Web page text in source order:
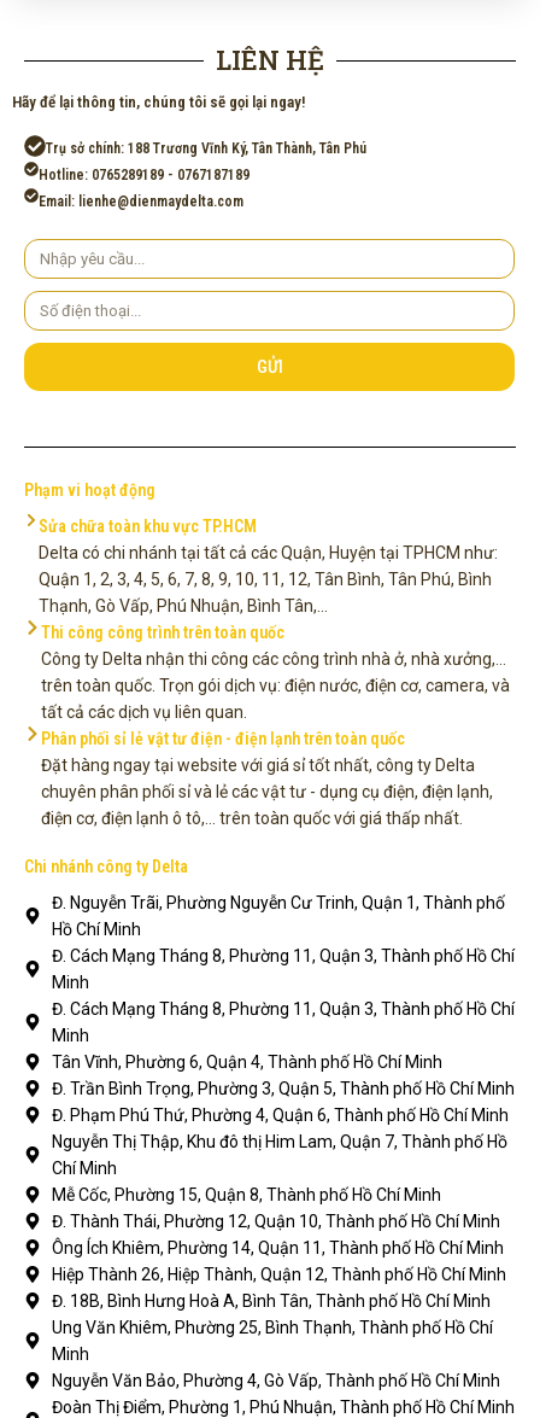
LIÊN HỆ
Hãy để lại thông tin, chúng tôi sẽ gọi lại ngay!
Trụ sở chính: 188 Trương Vĩnh Ký, Tân Thành, Tân Phú
Hotline: 0765289189 - 0767187189
Email: lienhe@dienmaydelta.com
Yêu
cầu
Số
điện
thoại
GỬI
Phạm vi hoạt động
Sửa chữa toàn khu vực TP.HCM
Delta có chi nhánh tại tất cả các Quận, Huyện tại TPHCM như:
Quận 1, 2, 3, 4, 5, 6, 7, 8, 9, 10, 11, 12, Tân Bình, Tân Phú, Bình
Thạnh, Gò Vấp, Phú Nhuận, Bình Tân,...
Thi công công trình trên toàn quốc
Công ty Delta nhận thi công các công trình nhà ở, nhà xưởng,...
trên toàn quốc. Trọn gói dịch vụ: điện nước, điện cơ, camera, và
tất cả các dịch vụ liên quan.
Phân phối sỉ lẻ vật tư điện - điện lạnh trên toàn quốc
Đặt hàng ngay tại website với giá sỉ tốt nhất, công ty Delta
chuyên phân phối sỉ và lẻ các vật tư - dụng cụ điện, điện lạnh,
điện cơ, điện lạnh ô tô,... trên toàn quốc với giá thấp nhất.
Chi nhánh công ty Delta
Đ. Nguyễn Trãi, Phường Nguyễn Cư Trinh, Quận 1, Thành phố
Hồ Chí Minh
Đ. Cách Mạng Tháng 8, Phường 11, Quận 3, Thành phố Hồ Chí
Minh
Đ. Cách Mạng Tháng 8, Phường 11, Quận 3, Thành phố Hồ Chí
Minh
Tân Vĩnh, Phường 6, Quận 4, Thành phố Hồ Chí Minh
Đ. Trần Bình Trọng, Phường 3, Quận 5, Thành phố Hồ Chí Minh
Đ. Phạm Phú Thứ, Phường 4, Quận 6, Thành phố Hồ Chí Minh
Nguyễn Thị Thập, Khu đô thị Him Lam, Quận 7, Thành phố Hồ
Chí Minh
Mễ Cốc, Phường 15, Quận 8, Thành phố Hồ Chí Minh
Đ. Thành Thái, Phường 12, Quận 10, Thành phố Hồ Chí Minh
Ông Ích Khiêm, Phường 14, Quận 11, Thành phố Hồ Chí Minh
Hiệp Thành 26, Hiệp Thành, Quận 12, Thành phố Hồ Chí Minh
Đ. 18B, Bình Hưng Hoà A, Bình Tân, Thành phố Hồ Chí Minh
Ung Văn Khiêm, Phường 25, Bình Thạnh, Thành phố Hồ Chí
Minh
Nguyễn Văn Bảo, Phường 4, Gò Vấp, Thành phố Hồ Chí Minh
Đoàn Thị Điểm, Phường 1, Phú Nhuận, Thành phố Hồ Chí Minh